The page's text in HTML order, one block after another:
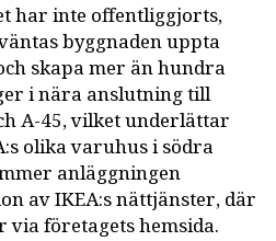
har inte offentliggjorts,
byggnaden uppta
skapa mer än hundra
i nära anslutning till
A-45, vilket underlättar
olika varuhus i södra
anläggningen
av IKEA:s nättjänster, där
företagets hemsida.